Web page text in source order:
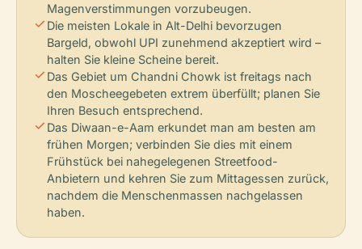
Magenverstimmungen vorzubeugen.
check Die meisten Lokale in Alt-Delhi bevorzugen
Bargeld, obwohl UPI zunehmend akzeptiert wird –
halten Sie kleine Scheine bereit.
check Das Gebiet um Chandni Chowk ist freitags nach
den Moscheegebeten extrem überfüllt; planen Sie
Ihren Besuch entsprechend.
check Das Diwaan-e-Aam erkundet man am besten am
frühen Morgen; verbinden Sie dies mit einem
Frühstück bei nahegelegenen Streetfood-
Anbietern und kehren Sie zum Mittagessen zurück,
nachdem die Menschenmassen nachgelassen
haben.